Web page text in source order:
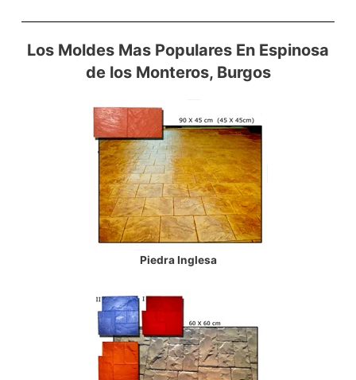
Los Moldes Mas Populares En Espinosa
de los Monteros, Burgos
Piedra Inglesa